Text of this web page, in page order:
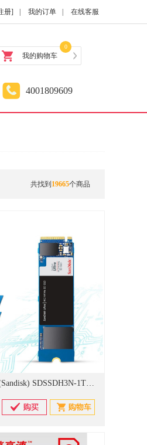
册] 我的订单 在线客服
我的购物车
0
4001809609
共找到 19665个商品
(20861024)闪迪(Sandisk) SDSSDH3N-1T00-Z25 1TB SSD固态硬盘 M.2接口(NVMe协议) 高速系列-游戏高速版 硬盘(单位：个)